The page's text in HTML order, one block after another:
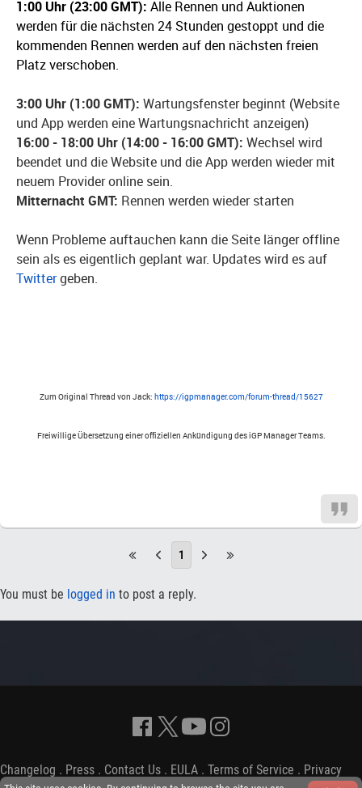
1:00 Uhr (23:00 GMT): Alle Rennen und Auktionen
werden für die nächsten 24 Stunden gestoppt und die
kommenden Rennen werden auf den nächsten freien
Platz verschoben.
3:00 Uhr (1:00 GMT): Wartungsfenster beginnt (Website
und App werden eine Wartungsnachricht anzeigen)
16:00 - 18:00 Uhr (14:00 - 16:00 GMT): Wechsel wird
beendet und die Website und die App werden wieder mit
neuem Provider online sein.
Mitternacht GMT: Rennen werden wieder starten
Wenn Probleme auftauchen kann die Seite länger offline
sein als es eigentlich geplant war. Updates wird es auf
Twittergeben.
Zum Original Thread von Jack: https://igpmanager.com/forum-thread/15627
Freiwillige Übersetzung einer offiziellen Ankündigung des iGP Manager Teams.
1
You must be logged in to post a reply.
Changelog . Press . Contact Us . EULA . Terms of Service . Privacy